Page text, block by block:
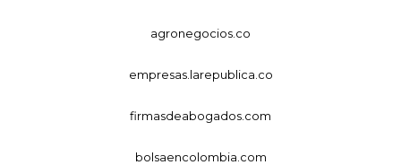
agronegocios.co
empresas.larepublica.co
firmasdeabogados.com
bolsaencolombia.com